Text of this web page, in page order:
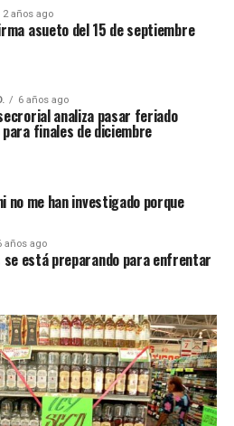
2 años ago
asueto del 15 de septiembre
6 años ago
analiza pasar feriado
finales de diciembre
no me han investigado porque
años ago
se está preparando para enfrentar